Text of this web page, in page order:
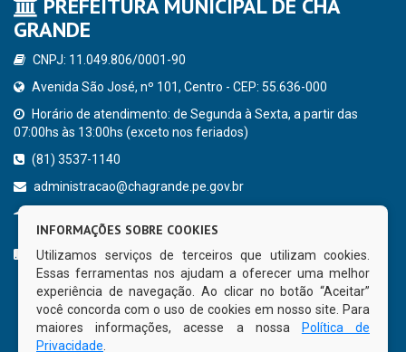
PREFEITURA MUNICIPAL DE CHÃ
GRANDE
CNPJ: 11.049.806/0001-90
Avenida São José, nº 101, Centro - CEP: 55.636-000
Horário de atendimento: de Segunda à Sexta, a partir das
07:00hs às 13:00hs (exceto nos feriados)
(81) 3537-1140
administracao@chagrande.pe.gov.br
CURTA NOSSA FAN PAGE
INFORMAÇÕES SOBRE COOKIES
Utilizamos serviços de terceiros que utilizam cookies.
Essas ferramentas nos ajudam a oferecer uma melhor
experiência de navegação. Ao clicar no botão “Aceitar”
você concorda com o uso de cookies em nosso site. Para
maiores informações, acesse a nossa
Política de
Privacidade